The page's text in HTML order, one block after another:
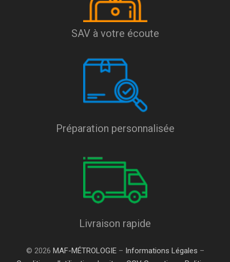
SAV à votre écoute
Préparation personnalisée
Livraison rapide
© 2026 MAF-MÉTROLOGIE– Informations Légales –